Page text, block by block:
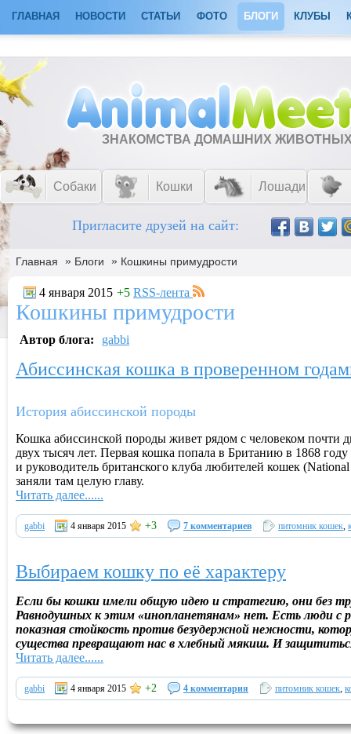
ГЛАВНАЯ НОВОСТИ СТАТЬИ ФОТО БЛОГИ КЛУБЫ
ЗНАКОМСТВА ДОМАШНИХ
Собаки Кошки Лошади
Пригласите друзей на сайт:
Главная » Блоги » Кошкины примудрости
4 января 2015 +5 RSS-лента
Кошкины примудрости
Автор блога: gabbi
Абиссинская кошка в проверенном
История абиссинской породы
Кошка абиссинской породы живет рядом с человеком почти
двух тысяч лет. Первая кошка попала в Британию в 1868
и руководитель британского клуба любителей кошек
заняли там целую главу.
Читать далее......
gabbi 4 января 2015 +3 7 комментариев питомник кошек,
Выбираем кошку по её характеру
Если бы кошки имели общую идею и стратегию, они без
Равнодушных к этим «инопланетянам» нет. Есть люди с
показная стойкость против безудержной нежности,
существа превращают нас в хлебный мякиш. И
Читать далее......
gabbi 4 января 2015 +2 4 комментария питомник кошек,